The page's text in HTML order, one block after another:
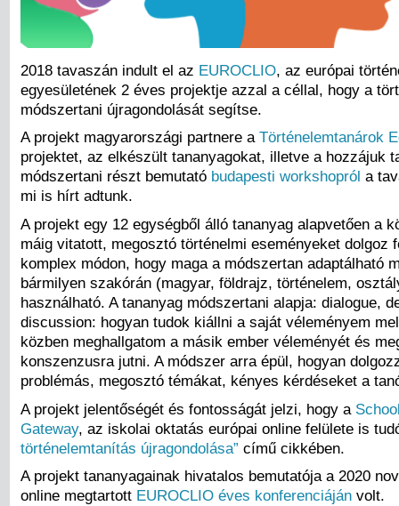
2018 tavaszán indult el az EUROCLIO, az európai
egyesületének 2 éves projektje azzal a céllal, hogy a
módszertani újragondolását segítse.
A projekt magyarországi partnere a Történelemtanárok
projektet, az elkészült tananyagokat, illetve a hozzájuk
módszertani részt bemutató budapesti workshopról a
mi is hírt adtunk.
A projekt egy 12 egységből álló tananyag alapvetően a
máig vitatott, megosztó történelmi eseményeket dolgoz
komplex módon, hogy maga a módszertan adaptálható
bármilyen szakórán (magyar, földrajz, történelem,
használható. A tananyag módszertani alapja: dialogue,
discussion: hogyan tudok kiállni a saját véleményem
közben meghallgatom a másik ember véleményét és
konszenzusra jutni. A módszer arra épül, hogyan
problémás, megosztó témákat, kényes kérdéseket a
A projekt jelentőségét és fontosságát jelzi, hogy a
Gateway, az iskolai oktatás európai online felülete is
történelemtanítás újragondolása” című cikkében.
A projekt tananyagainak hivatalos bemutatója a 2020
online megtartott EUROCLIO éves konferenciáján volt.